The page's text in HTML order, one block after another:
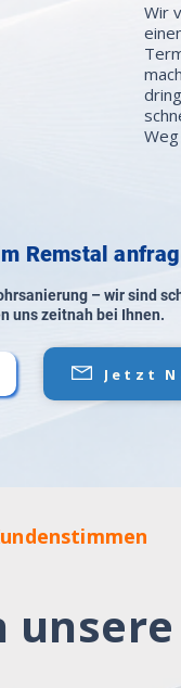
Wir
Remstal
– wir sind
uns zeitnah bei Ihnen.
Jetzt